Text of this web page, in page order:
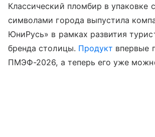
Классический пломбир в упаковке
символами города выпустила
ЮниРусь» в рамках развития
бренда столицы. Продукт впервые
ПМЭФ-2026, а теперь его уже